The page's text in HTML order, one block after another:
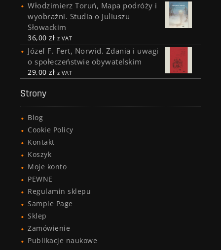
Włodzimierz Toruń, Mapa podróży i
wyobraźni. Studia o Juliuszu
Słowackim
36,00zł z VAT
Józef F. Fert, Norwid. Zdania i uwagi
o społeczeństwie obywatelskim
29,00zł z VAT
Strony
Blog
Cookie Policy
Kontakt
Koszyk
Moje konto
PEWNE
Regulamin sklepu
Sample Page
Sklep
Zamówienie
Publikacje naukowe